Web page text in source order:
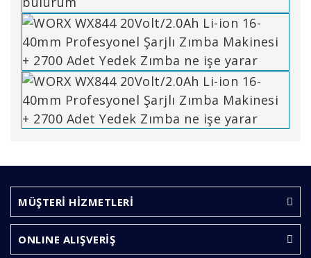
Yorum Yaz
Görüş ve önerileriniz için teşekkür ederiz.
Ürün resmi kalitesiz, bozuk veya görüntülenemiyor.
Ürün açıklamasında eksik bilgiler bulunuyor.
MÜŞTERİ HİZMETLERİ
ONLINE ALIŞVERİŞ